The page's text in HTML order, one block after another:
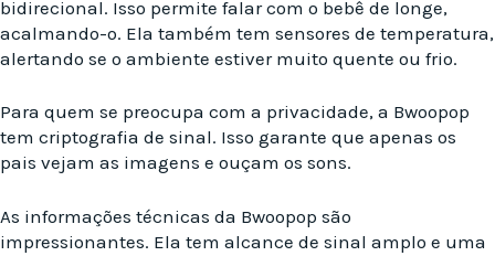
bidirecional. Isso permite falar com o bebê de longe,
acalmando-o. Ela também tem sensores de temperatura,
alertando se o ambiente estiver muito quente ou frio.
Para quem se preocupa com a privacidade, a Bwoopop
tem criptografia de sinal. Isso garante que apenas os
pais vejam as imagens e ouçam os sons.
As informações técnicas da Bwoopop são
impressionantes. Ela tem alcance de sinal amplo e uma